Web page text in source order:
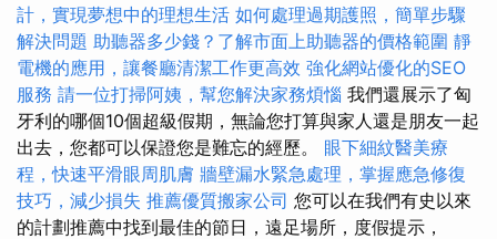
計，實現夢想中的理想生活 如何處理過期護照，簡單步驟
解決問題 助聽器多少錢？了解市面上助聽器的價格範圍 靜
電機的應用，讓餐廳清潔工作更高效 強化網站優化的SEO
服務 請一位打掃阿姨，幫您解決家務煩惱 我們還展示了匈
牙利的哪個10個超級假期，無論您打算與家人還是朋友一起
出去，您都可以保證您是難忘的經歷。 眼下細紋醫美療
程，快速平滑眼周肌膚 牆壁漏水緊急處理，掌握應急修復
技巧，減少損失 推薦優質搬家公司 您可以在我們有史以來
的計劃推薦中找到最佳的節日，遠足場所，度假提示，